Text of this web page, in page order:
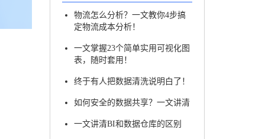
物流怎么分析？一文教你4步搞
定物流成本分析！
一文掌握23个简单实用可视化图
表，随时套用！
终于有人把数据清洗说明白了！
如何安全的数据共享？一文讲清
一文讲清BI和数据仓库的区别